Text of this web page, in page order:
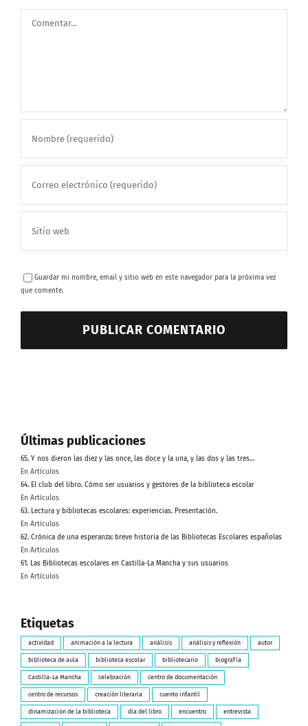
Guardar mi nombre, email y sitio web en este navegador para la próxima vez
que comente.
Últimas publicaciones
65. Y nos dieron las diez y las once, las doce y la una, y las dos y las tres…
En Artículos
64. El club del libro. Cómo ser usuarios y gestores de la biblioteca escolar
En Artículos
63. Lectura y bibliotecas escolares: experiencias. Presentación.
En Artículos
62. Crónica de una esperanza: breve historia de las Bibliotecas Escolares españolas
En Artículos
61. Las Bibliotecas escolares en Castilla-La Mancha y sus usuarios
En Artículos
Etiquetas
actividad animación a la lectura análisis análisis y reflexión autor
biblioteca de aula biblioteca escolar bibliotecario biografía
Castilla-La Mancha celebración centro de documentación
centro de recursos creación literaria cuento infantil
dinamización de la biblioteca día del libro encuentro entrevista